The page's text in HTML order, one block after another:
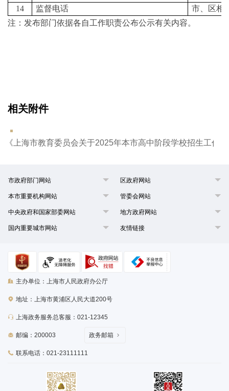
14 监督电话
市、区相
注：发布部门依据各自工作职责公布公示有关内容。
相关附件
《上海市教育委员会关于2025年本市高中阶段学校招生工作
市政府部门网站 区政府网站
本市重要机构网站 管委会网站
中央政府和国家部委网站 地方政府网站
国内重要城市网站 友情链接
主办单位：上海市人民政府办公厅
地址：上海市黄浦区人民大道200号
上海政务服务总客服：021-12345
邮编：200003
联系电话：021-23111111
政务邮箱